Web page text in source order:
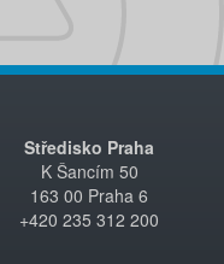
Středisko Praha
K Šancím 50
163 00 Praha 6
+420 235 312 200